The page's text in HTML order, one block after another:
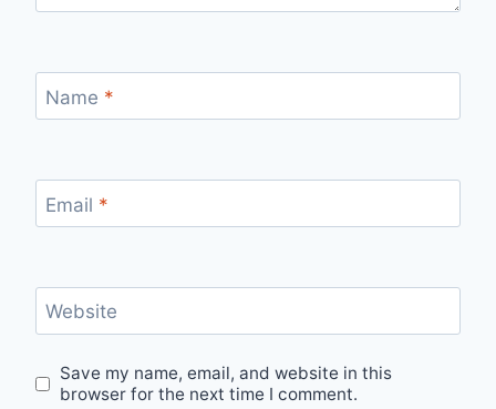
Name *
Email *
Website
Save my name, email, and website in this
browser for the next time I comment.